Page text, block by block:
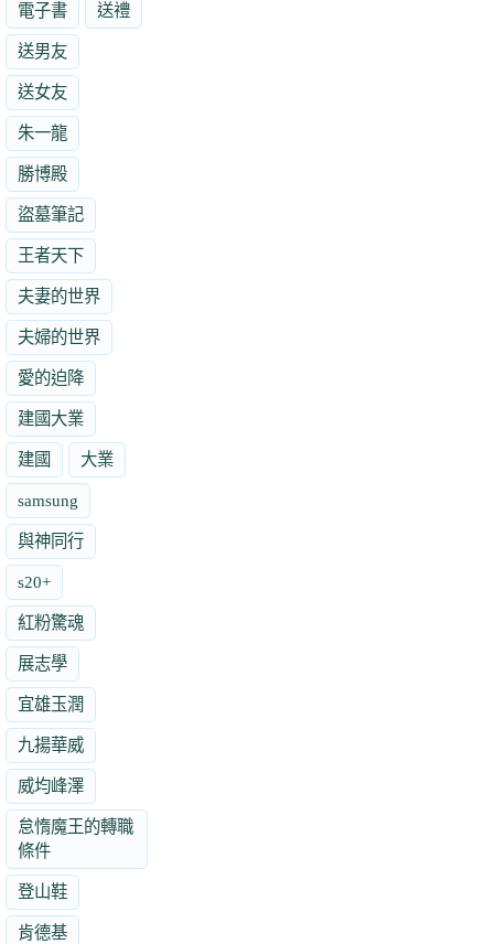
電子書 送禮
送男友
送女友
朱一龍
勝博殿
盜墓筆記
王者天下
夫妻的世界
夫婦的世界
愛的迫降
建國大業
建國 大業
samsung
與神同行
s20+
紅粉驚魂
展志學
宜雄玉潤
九揚華威
威均峰澤
怠惰魔王的轉職
條件
登山鞋
肯德基